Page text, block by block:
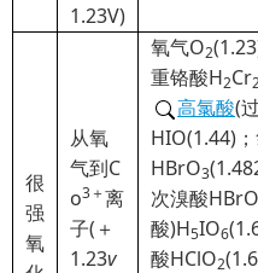
1.23V)
很
强
氧
从氧
气到C
o3＋离
子(＋
1.23v
氧气O2
重铬酸H2Cr
高氯酸(
HIO(1.44)
HBrO3
次溴酸
酸)H5IO6
酸HClO2